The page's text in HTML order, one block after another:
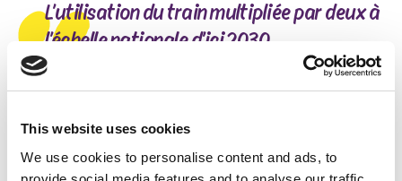
This website uses cookies
We use cookies to personalise content and ads, to
L’utilisation du train multipliée par deux à
l’échelle nationale d’ici 2030
offre structurante de transports publics à l’échelle
doubler la fréquentation du chemin de fer tant au